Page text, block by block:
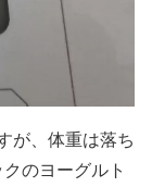
が、体重は落ち
のヨーグルト